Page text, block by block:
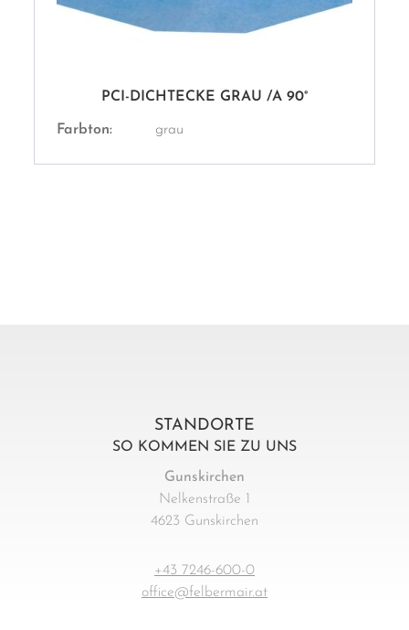
PCI-DICHTECKE GRAU /A 90°
Farbton: grau
STANDORTE
SO KOMMEN SIE ZU UNS
Gunskirchen
Nelkenstraße 1
4623 Gunskirchen
+43 7246-600-0
office@felbermair.at